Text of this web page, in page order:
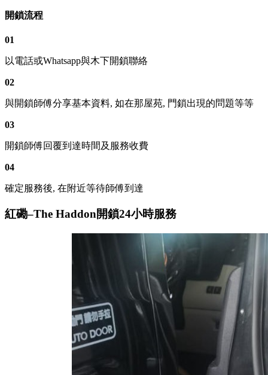
開鎖流程
01
以電話或Whatsapp與木下開鎖聯絡
02
與開鎖師傅分享基本資料, 如在那屋苑, 門鎖出現的問題等等
03
開鎖師傅回覆到達時間及服務收費
04
確定服務後, 在附近等待師傅到達
紅磡–The Haddon開鎖24小時服務